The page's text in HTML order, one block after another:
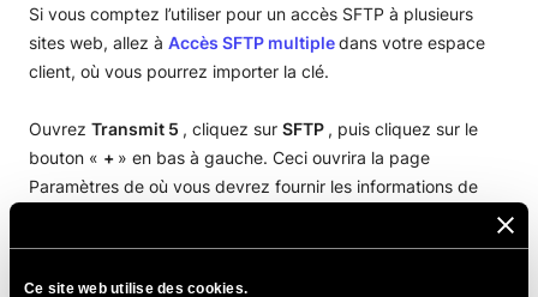
Ce site web utilise des cookies.
Si vous comptez l’utiliser pour un accès SFTP à plusieurs
sites web, allez à Accès SFTP multipledans votre espace
client, où vous pourrez importer la clé.
Ouvrez Transmit 5 , cliquez sur SFTP , puis cliquez sur le
bouton « + » en bas à gauche. Ceci ouvrira la page
Paramètres de où vous devrez fournir les informations de
passe. «Server» doit être le nom d’hôte de votre serveur, «